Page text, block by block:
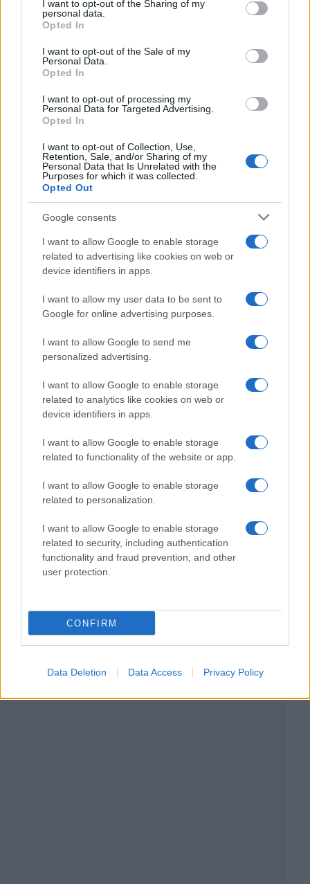
not limited to your visit or usage behaviour. You may click to
grant or deny consent to Google and its third-party tags to
use your data for below specified purposes in below Google
consent section.
I want to opt-out of the Sharing of my
personal data.
Opted In
I want to opt-out of the Sale of my
Personal Data.
Opted In
I want to opt-out of processing my
Personal Data for Targeted Advertising.
Opted In
I want to opt-out of Collection, Use,
Retention, Sale, and/or Sharing of my
Personal Data that Is Unrelated with the
Purposes for which it was collected.
Opted Out
Google consents
I want to allow Google to enable storage
related to advertising like cookies on web or
device identifiers in apps.
I want to allow my user data to be sent to
Google for online advertising purposes.
I want to allow Google to send me
personalized advertising.
I want to allow Google to enable storage
related to analytics like cookies on web or
device identifiers in apps.
I want to allow Google to enable storage
related to functionality of the website or app.
I want to allow Google to enable storage
related to personalization.
I want to allow Google to enable storage
related to security, including authentication
functionality and fraud prevention, and other
user protection.
CONFIRM
Data Deletion Data Access Privacy Policy